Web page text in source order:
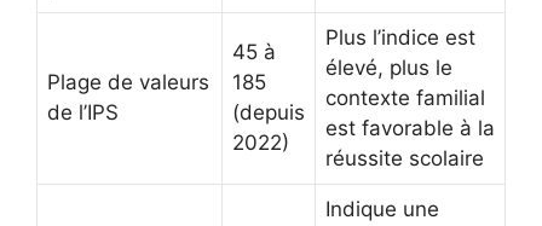
Plage de valeurs
de l’IPS
45 à
185
(depuis
2022)
Plus l’indice est
élevé, plus le
contexte familial
est favorable à la
réussite scolaire
Indique une